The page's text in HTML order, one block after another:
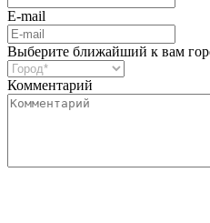
E-mail
Выберите ближайший к вам
Комментарий